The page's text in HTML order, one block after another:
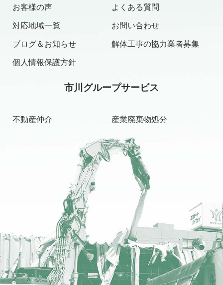
お客様の声
よくある質問
対応地域一覧
お問い合わせ
ブログ＆お知らせ
解体工事の協力業者募集
個人情報保護方針
市川グループサービス
不動産仲介 産業廃棄物処分